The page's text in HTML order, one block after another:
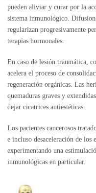
pueden aliviar y curar por la
sistema inmunológico.
regularizan progresivamente
terapias hormonales.
En caso de lesión traumática,
acelera el proceso de
regeneración orgánicas. Las
quemaduras graves y
dejar cicatrices antiestéticas.
Los pacientes cancerosos
e incluso desaceleración de los
experimentando una
inmunológicas en particular.